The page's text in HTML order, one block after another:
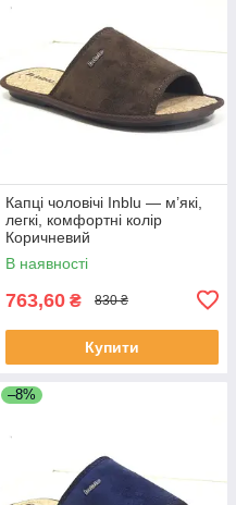
Капці чоловічі Inblu — м’які,
легкі, комфортні колір
Коричневий
В наявності
763,60 ₴ 830 ₴
Купити
–8%